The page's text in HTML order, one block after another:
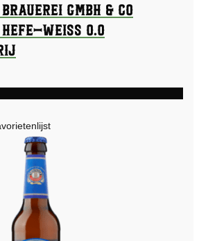
GmbH & Co
Weiss 0.0